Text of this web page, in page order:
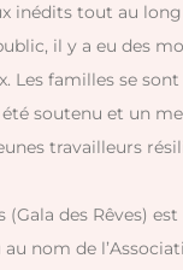
inédits tout au long
il y a eu des
Les familles se sont
soutenu et un
travailleurs
(Gala des Rêves) est
nom de